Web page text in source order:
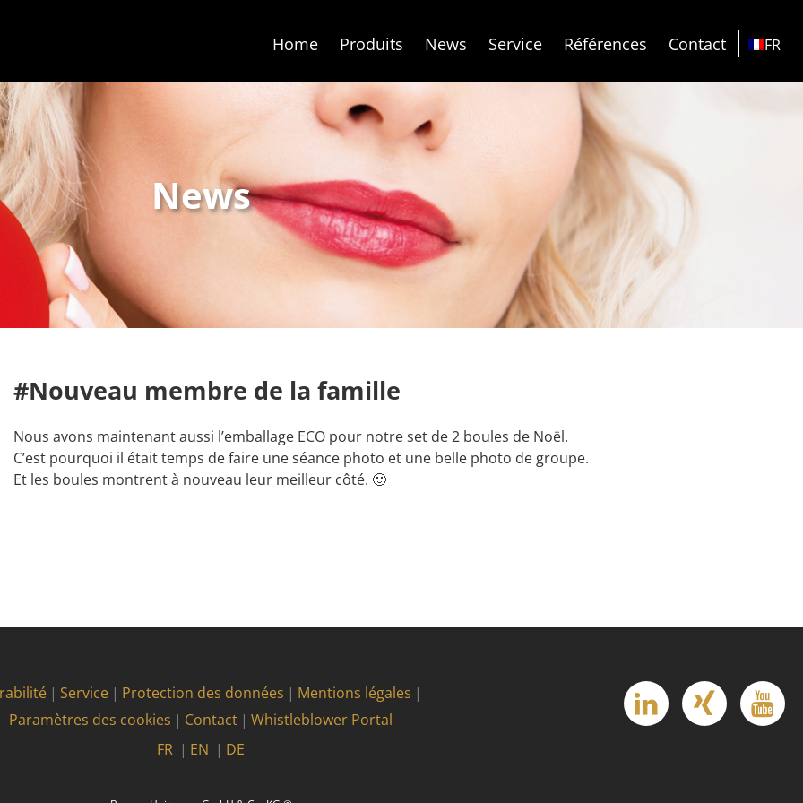
Home Produits News Service Références Contact FR
News
#Nouveau membre de la famille
Nous avons maintenant aussi l’emballage ECO pour notre set de 2 boules de Noël.
C’est pourquoi il était temps de faire une séance photo et une belle photo de groupe.
Et les boules montrent à nouveau leur meilleur côté. 🙂
Service Protection des données
Mentions légales
Paramètres des cookies
Contact
Whistleblower Portal
FR
EN DE
linkedin Xing